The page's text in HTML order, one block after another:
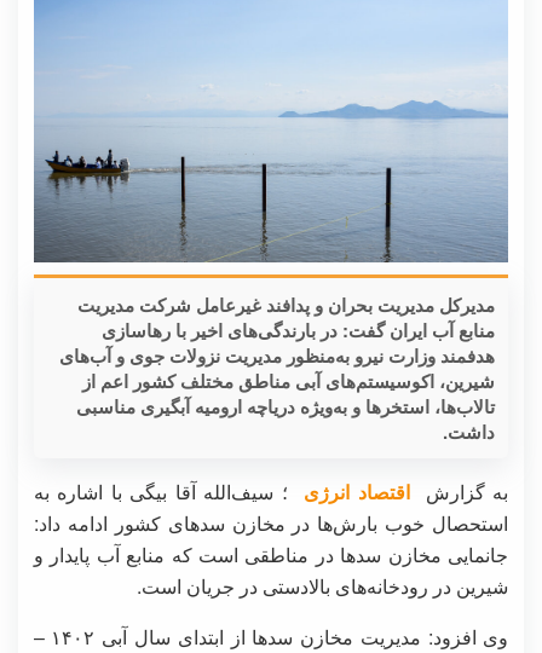
مدیرکل مدیریت بحران و پدافند غیرعامل شرکت مدیریت
منابع آب ایران گفت: در بارندگی‌های اخیر با رهاسازی
هدفمند وزارت نیرو به‌منظور مدیریت نزولات جوی و آب‌های
شیرین، اکوسیستم‌های آبی مناطق مختلف کشور اعم از
تالاب‌ها، استخرها و به‌ویژه دریاچه ارومیه آبگیری مناسبی
داشت.
به گزارشاقتصاد انرژی ؛ سیف‌الله آقا بیگی با اشاره به
استحصال خوب بارش‌ها در مخازن سدهای کشور ادامه داد:
جانمایی مخازن سدها در مناطقی است که منابع آب پایدار و
شیرین در رودخانه‌های بالادستی در جریان است.
وی افزود: مدیریت مخازن سدها از ابتدای سال آبی ۱۴۰۲ –